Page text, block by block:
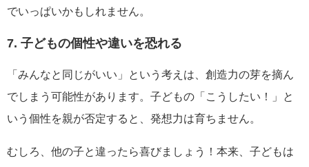
でいっぱいかもしれません。
7. 子どもの個性や違いを恐れる
「みんなと同じがいい」という考えは、創造力の芽を摘ん
でしまう可能性があります。子どもの「こうしたい！」と
いう個性を親が否定すると、発想力は育ちません。
むしろ、他の子と違ったら喜びましょう！本来、子どもは